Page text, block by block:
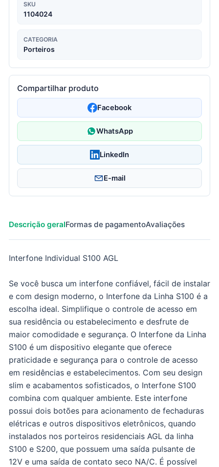
SKU
1104024
CATEGORIA
Porteiros
Compartilhar produto
Facebook
WhatsApp
LinkedIn
E-mail
Descrição geralFormas de pagamentoAvaliações
Interfone Individual S100 AGL
Se você busca um interfone confiável, fácil de instalar
e com design moderno, o Interfone da Linha S100 é a
escolha ideal. Simplifique o controle de acesso em
sua residência ou estabelecimento e desfrute de
maior comodidade e segurança. O Interfone da Linha
S100 é um dispositivo elegante que oferece
praticidade e segurança para o controle de acesso
em residências e estabelecimentos. Com seu design
slim e acabamentos sofisticados, o Interfone S100
combina com qualquer ambiente. Este interfone
possui dois botões para acionamento de fechaduras
elétricas e outros dispositivos eletrônicos, quando
instalados nos porteiros residenciais AGL da linha
S100 e S200, que possuem uma saída pulsante de
12V e uma saída de contato seco NA/C. É possível